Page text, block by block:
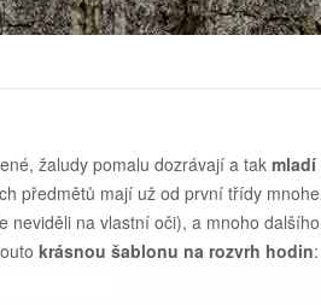
žaludy pomalu dozrávají a tak
předmětů mají už od první třídy
na vlastní oči), a mnoho
krásnou šablonu na rozvrh hodin: